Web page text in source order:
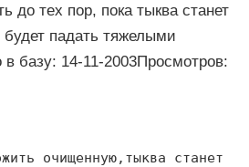
до тех пор, пока тыква станет
будет падать тяжелыми
базу: 14-11-2003Просмотров:
очищенную,тыква станет